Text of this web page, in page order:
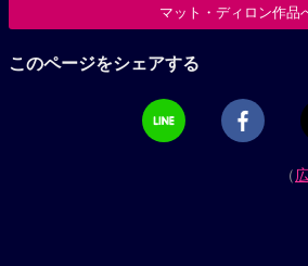
マット・ディロン作品
このページをシェアする
（